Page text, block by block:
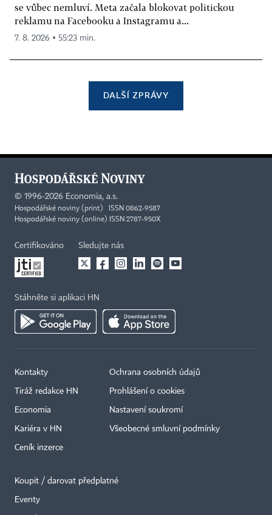
se vůbec nemluví. Meta začala blokovat politickou
reklamu na Facebooku a Instagramu a...
7. 8. 2026 ▪ 55:23 min.
DALŠÍ ZPRÁVY
© 1996-2026 Economia, a.s.
Hospodářské noviny (print) ISSN 0862-9587
Hospodářské noviny (online) ISSN 2787-950X
Certifikováno Sledujte nás
Stáhněte si aplikaci HN
Kontakty
Tiráž redakce HN
Economia
Kariéra v HN
Ceník inzerce
Ochrana osobních údajů
Prohlášení o cookies
Nastavení soukromí
Všeobecné smluvní podmínky
Koupit / darovat předplatné
Eventy